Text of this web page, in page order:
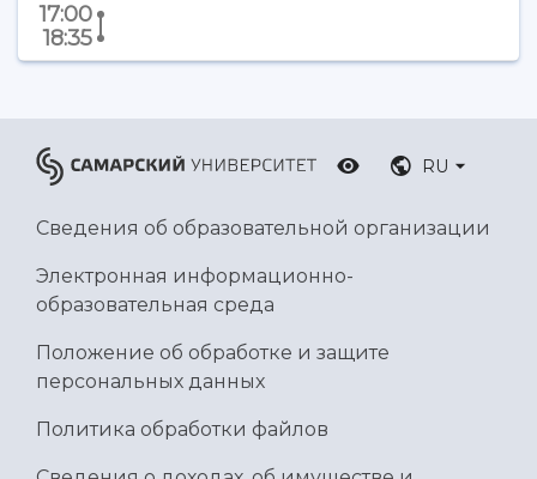
17:00
18:35
RU
Сведения об образовательной организации
Электронная информационно-
образовательная среда
Положение об обработке и защите
персональных данных
Политика обработки файлов